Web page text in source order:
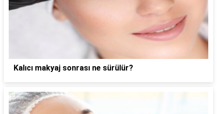
Kalıcı makyaj sonrası ne sürülür?